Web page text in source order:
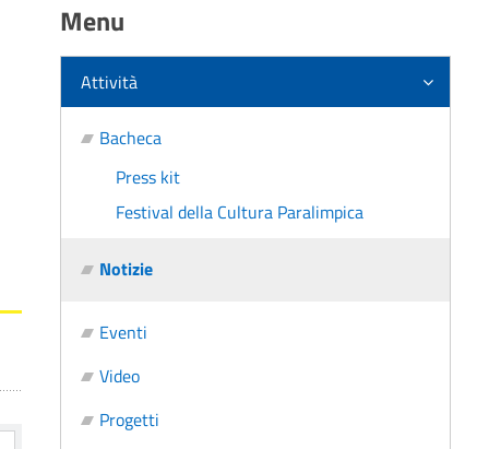
Menu
Attività
Bacheca
Press kit
Festival della Cultura Paralimpica
Notizie
Eventi
Video
Progetti